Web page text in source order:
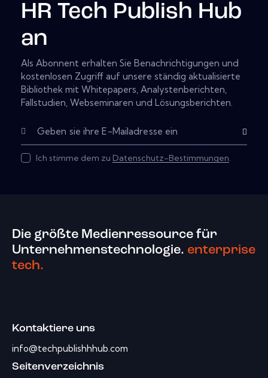
HR Tech Publish Hub
an
Als Abonnent erhalten Sie Benachrichtigungen und
kostenlosen Zugriff auf unsere ständig aktualisierte
Bibliothek mit Whitepapers, Analystenberichten,
Fallstudien, Webseminaren und Lösungsberichten.
Subscribe
Ich stimme dem zu Datenschutz-Bestimmungen.
Die größte Medienressource für
Unternehmenstechnologie. enterprise
tech.
Kontaktiere uns
info@techpublishhhub.com
Seitenverzeichnis